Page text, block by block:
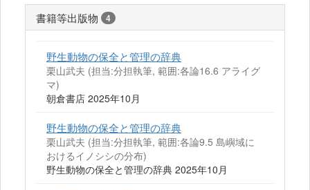
書籍等出版物 4
野生動物の保全と管理の辞典
栗山武夫 (担当:分担執筆, 範囲:各論16.6 アライグ
マ)
朝倉書店 2025年10月
野生動物の保全と管理の辞典
栗山武夫 (担当:分担執筆, 範囲:各論9.5 島嶼域に
おけるイノシシの分布)
野生動物の保全と管理の辞典 2025年10月